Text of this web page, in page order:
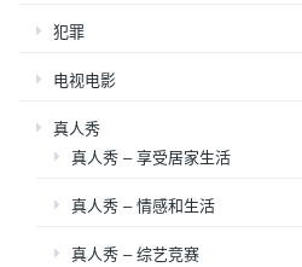
犯罪
电视电影
真人秀
真人秀 – 享受居家生活
真人秀 – 情感和生活
真人秀 – 综艺竞赛